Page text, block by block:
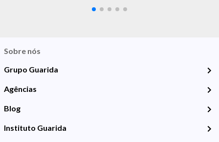
Sobre nós
Grupo Guarida
Agências
Blog
Instituto Guarida